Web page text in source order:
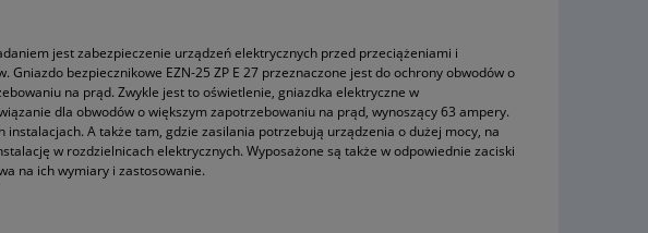
jest zabezpieczenie urządzeń elektrycznych przed przeciążeniami i
bezpiecznikowe EZN-25 ZP E 27 przeznaczone jest do ochrony obwodów o
na prąd. Zwykle jest to oświetlenie, gniazdka elektryczne w
dla obwodów o większym zapotrzebowaniu na prąd, wynoszący 63 ampery.
A także tam, gdzie zasilania potrzebują urządzenia o dużej mocy, na
w rozdzielnicach elektrycznych. Wyposażone są także w odpowiednie zaciski
na ich wymiary i zastosowanie.